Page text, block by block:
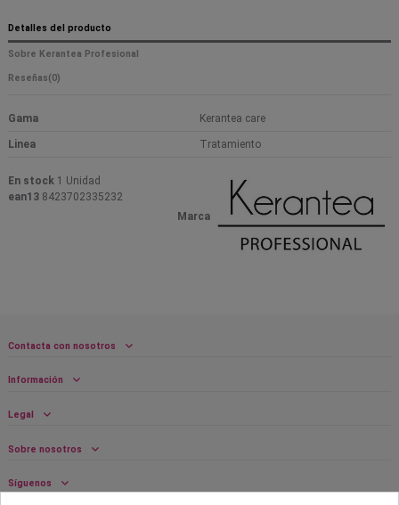
Detalles del producto
Sobre Kerantea Profesional
Reseñas(0)
Gama Kerantea care
Linea Tratamiento
Marca
En stock 1 Unidad
ean13 8423702335232
Contacta con nosotros
Información
Legal
Sobre nosotros
Síguenos